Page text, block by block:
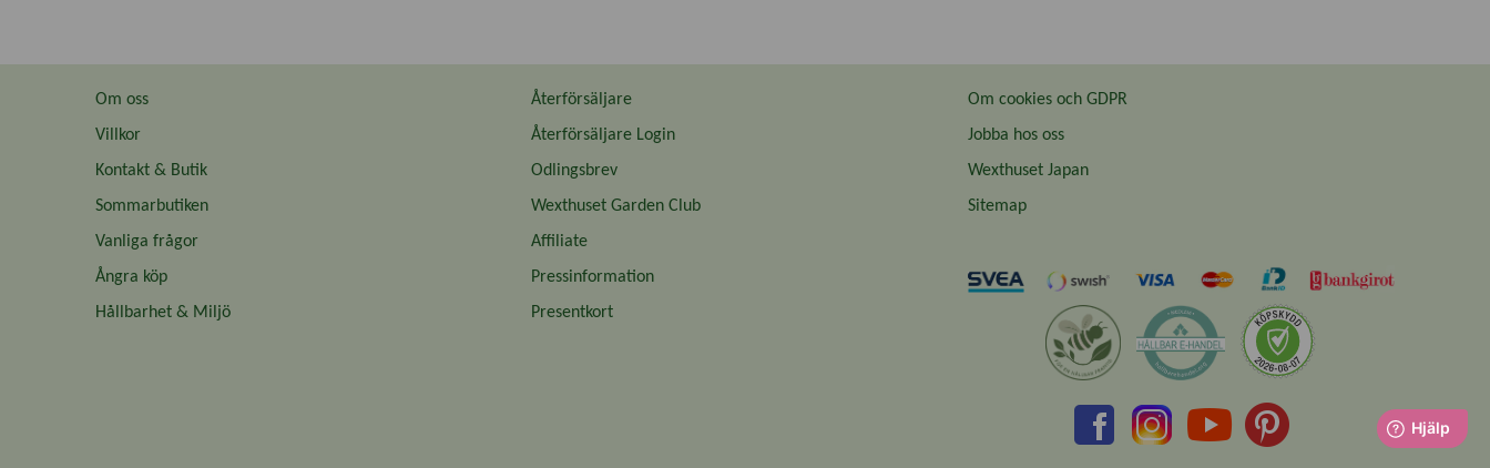
Om oss
Villkor
Kontakt & Butik
Sommarbutiken
Vanliga frågor
Ångra köp
Hållbarhet & Miljö
Återförsäljare
Återförsäljare Login
Odlingsbrev
Wexthuset Garden Club
Affiliate
Pressinformation
Presentkort
Om cookies och GDPR
Jobba hos oss
Wexthuset Japan
Sitemap